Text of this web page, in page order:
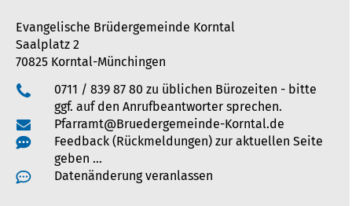
Evangelische Brüdergemeinde Korntal
Saalplatz 2
70825 Korntal-Münchingen
0711 / 839 87 80 zu üblichen Bürozeiten - bitte
ggf. auf den Anrufbeantworter sprechen.
Pfarramt@Bruedergemeinde-Korntal.de
Feedback (Rückmeldungen) zur aktuellen Seite
geben …
Datenänderung veranlassen